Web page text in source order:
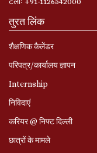
तुरत लिंक
शैक्षणिक कैलेंडर
परिपत्र/कार्यालय ज्ञापन
Internship
निविदाएं
करियर @ निफ्ट दिल्ली
छात्रों के मामले